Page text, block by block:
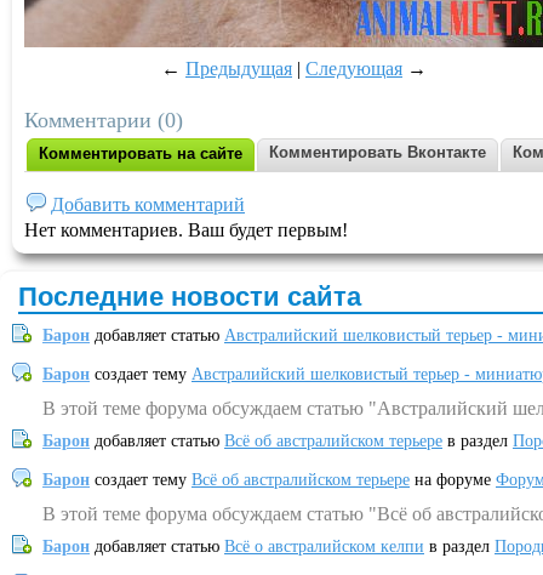
← Предыдущая | Следующая →
Комментарии (0)
Комментировать на сайте Комментировать Вконтакте
Добавить комментарий
Нет комментариев. Ваш будет первым!
Последние новости сайта
Барон добавляет статью Австралийский шелковистый терьер -
Барон создает тему Австралийский шелковистый терьер -
В этой теме форума обсуждаем статью "Австралийский
Барон добавляет статью Всё об австралийском терьере в раздел
Барон создает тему Всё об австралийском терьере на форуме
В этой теме форума обсуждаем статью "Всё об
Барон добавляет статью Всё о австралийском келпи в раздел